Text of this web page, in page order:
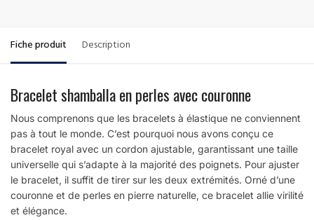
Fiche produit Description
Bracelet shamballa en perles avec couronne
Nous comprenons que les bracelets à élastique ne conviennent
pas à tout le monde. C’est pourquoi nous avons conçu ce
bracelet royal avec un cordon ajustable, garantissant une taille
universelle qui s’adapte à la majorité des poignets. Pour ajuster
le bracelet, il suffit de tirer sur les deux extrémités. Orné d’une
couronne et de perles en pierre naturelle, ce bracelet allie virilité
et élégance.